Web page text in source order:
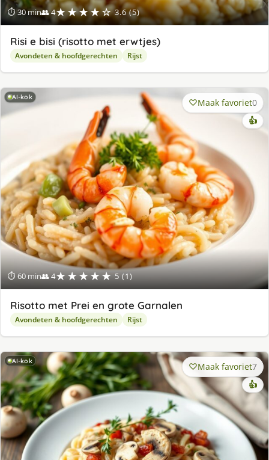
⏱ 30 min👥 4★★★★☆ 3.6 (5)
Risi e bisi (risotto met erwtjes)
Avondeten & hoofdgerechten Rijst
AI-kok
⏱ 60 min👥 4★★★★★ 5 (1)
Maak favoriet0
👍
Risotto met Prei en grote Garnalen
Avondeten & hoofdgerechten Rijst
AI-kok Maak favoriet7
👍